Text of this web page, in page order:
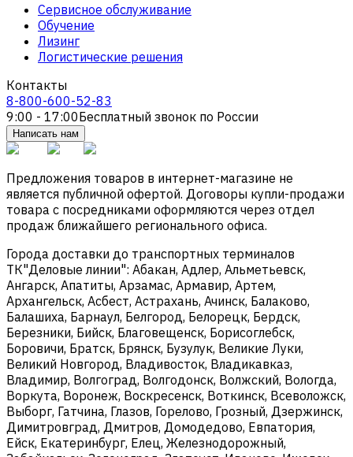
Сервисное обслуживание
Обучение
Лизинг
Логистические решения
Контакты
8-800-600-52-83
9:00 - 17:00Бесплатный звонок по России
Написать нам
Предложения товаров в интернет-магазине не
является публичной офертой. Договоры купли-продажи
товара с посредниками оформляются через отдел
продаж ближайшего регионального офиса.
Города доставки до транспортных терминалов
ТК"Деловые линии": Абакан, Адлер, Альметьевск,
Ангарск, Апатиты, Арзамас, Армавир, Артем,
Архангельск, Асбест, Астрахань, Ачинск, Балаково,
Балашиха, Барнаул, Белгород, Белорецк, Бердск,
Березники, Бийск, Благовещенск, Борисоглебск,
Боровичи, Братск, Брянск, Бузулук, Великие Луки,
Великий Новгород, Владивосток, Владикавказ,
Владимир, Волгоград, Волгодонск, Волжский, Вологда,
Воркута, Воронеж, Воскресенск, Воткинск, Всеволожск,
Выборг, Гатчина, Глазов, Горелово, Грозный, Дзержинск,
Димитровград, Дмитров, Домодедово, Евпатория,
Ейск, Екатеринбург, Елец, Железнодорожный,